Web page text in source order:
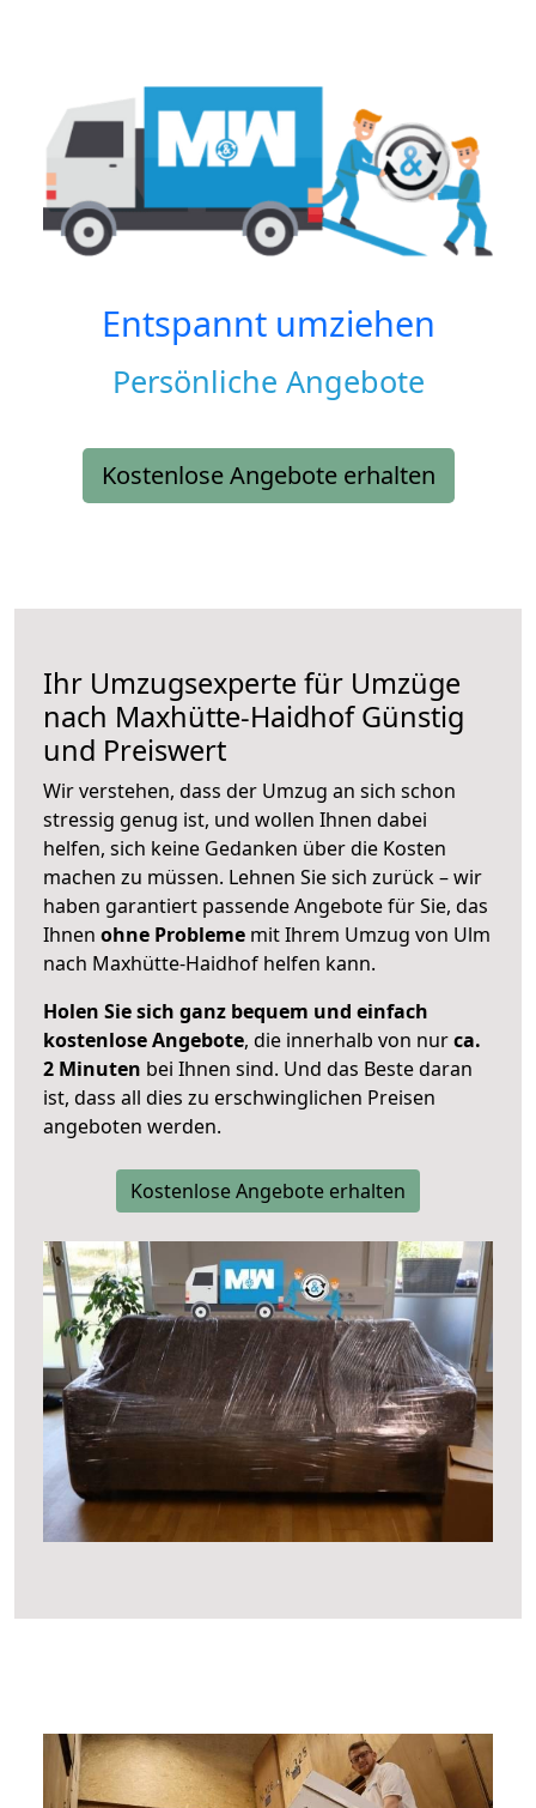
Entspannt umziehen
Persönliche Angebote
Kostenlose Angebote erhalten
Ihr Umzugsexperte für Umzüge
nach Maxhütte-HaidhofGünstig
und Preiswert
Wir verstehen, dass der Umzug an sich schon
stressig genug ist, und wollen Ihnen dabei
helfen, sich keine Gedanken über die Kosten
machen zu müssen. Lehnen Sie sich zurück – wir
haben garantiert passende Angebote für Sie, das
Ihnen ohne Probleme mit Ihrem Umzug von Ulm
nach Maxhütte-Haidhof helfen kann.
Holen Sie sich ganz bequem und einfach
kostenlose Angebote, die innerhalb von nurca.
2 Minuten bei Ihnen sind. Und das Beste daran
ist, dass all dies zu erschwinglichen Preisen
angeboten werden.
Kostenlose Angebote erhalten